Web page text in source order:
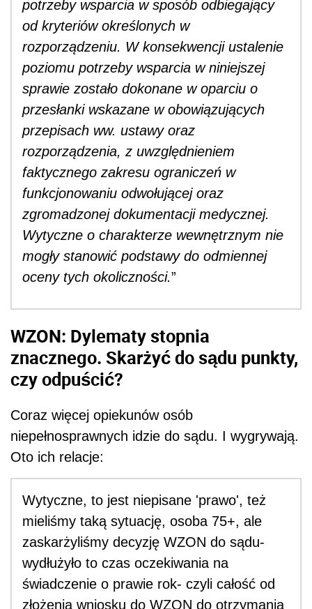
potrzeby wsparcia w sposób odbiegający
od kryteriów określonych w
rozporządzeniu. W konsekwencji ustalenie
poziomu potrzeby wsparcia w niniejszej
sprawie zostało dokonane w oparciu o
przesłanki wskazane w obowiązujących
przepisach ww. ustawy oraz
rozporządzenia, z uwzględnieniem
faktycznego zakresu ograniczeń w
funkcjonowaniu odwołującej oraz
zgromadzonej dokumentacji medycznej.
Wytyczne o charakterze wewnętrznym nie
mogły stanowić podstawy do odmiennej
oceny tych okoliczności.”
WZON: Dylematy stopnia
znacznego. Skarżyć do sądu punkty,
czy odpuścić?
Coraz więcej opiekunów osób
niepełnosprawnych idzie do sądu. I wygrywają.
Oto ich relacje:
Wytyczne, to jest niepisane 'prawo', też
mieliśmy taką sytuację, osoba 75+, ale
zaskarżyliśmy decyzję WZON do sądu-
wydłużyło to czas oczekiwania na
świadczenie o prawie rok- czyli całość od
złożenia wniosku do WZON do otrzymania